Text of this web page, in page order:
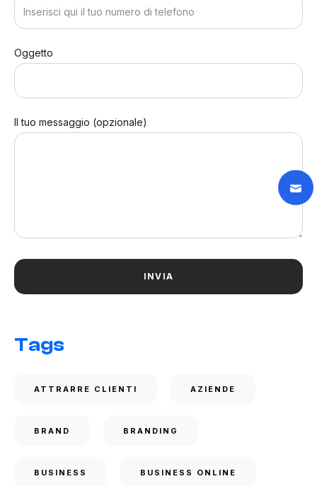
Oggetto
Il tuo messaggio (opzionale)
Tags
ATTRARRE CLIENTI AZIENDE
BRAND BRANDING
BUSINESS BUSINESS ONLINE